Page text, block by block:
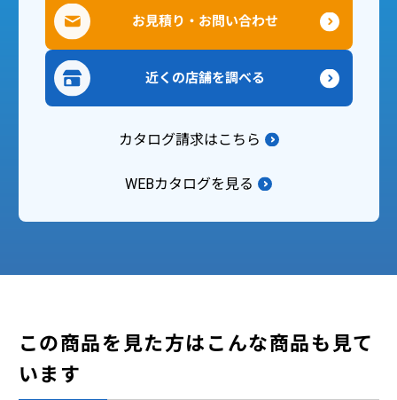
お見積り・お問い合わせ
近くの店舗を調べる
カタログ請求はこちら
WEBカタログを見る
この商品を見た方はこんな商品も見て
います